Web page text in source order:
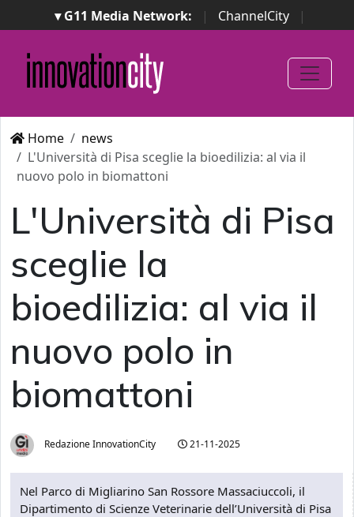
▾ G11 Media Network: | ChannelCity
|
ImpresaCity | SecurityOpenLab | Italian Channel
Awards
Italian Project Awards
Italian Security
Awards
Home
news
L'Università di Pisa sceglie la bioedilizia: al via il
nuovo polo in biomattoni
L'Università di Pisa
sceglie la
bioedilizia: al via il
nuovo polo in
biomattoni
Redazione InnovationCity 21-11-2025
Nel Parco di Migliarino San Rossore Massaciuccoli, il
Dipartimento di Scienze Veterinarie dell’Università di Pisa